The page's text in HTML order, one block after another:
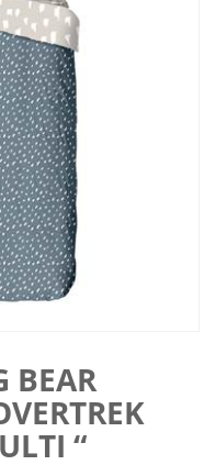
BEAR
“